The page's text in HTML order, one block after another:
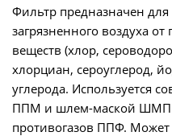
Фильтр предназначен
загрязненного воздуха
веществ (хлор,
хлорциан, сероуглерод,
углерода. Используется
ППМ и шлем-маской ШМП
противогазов ППФ. Может